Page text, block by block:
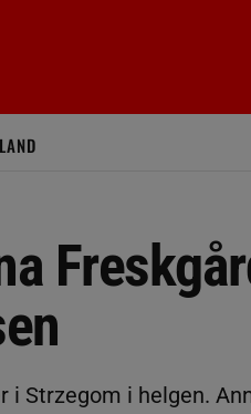
i Strzegom i helgen.